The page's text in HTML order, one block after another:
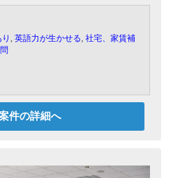
収支報告
理
と収支改善
立案
人スタッフのマネジメント
英語力が生かせる 社宅、家賃補
件の詳細へ